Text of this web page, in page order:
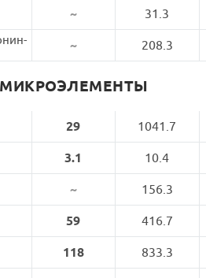
~ 31.3
~ 208.3
МИКРОЭЛЕМЕНТЫ
29 1041.7
3.1 10.4
~ 156.3
59 416.7
118 833.3